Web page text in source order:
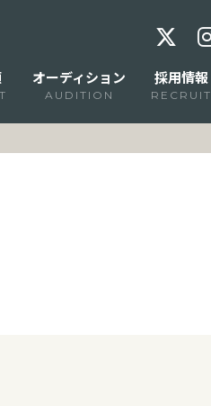
オーディション
AUDITION
採用情報
RECRUIT